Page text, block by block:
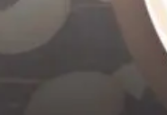
━ pricing